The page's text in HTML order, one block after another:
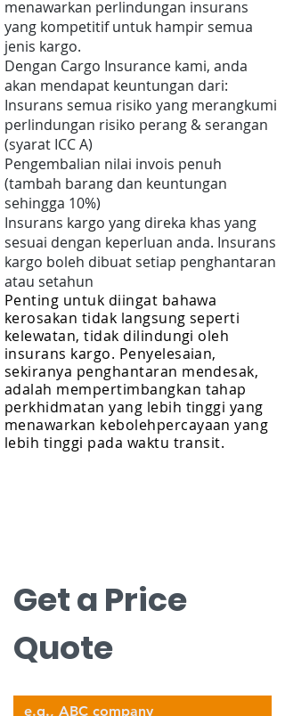
menawarkan perlindungan insurans
yang kompetitif untuk hampir semua
jenis kargo.
Dengan Cargo Insurance kami, anda
akan mendapat keuntungan dari:
Insurans semua risiko yang merangkumi
perlindungan risiko perang & serangan
(syarat ICC A)
Pengembalian nilai invois penuh
(tambah barang dan keuntungan
sehingga 10%)
Insurans kargo yang direka khas yang
sesuai dengan keperluan anda. Insurans
kargo boleh dibuat setiap penghantaran
atau setahun
Penting untuk diingat bahawa
kerosakan tidak langsung seperti
kelewatan, tidak dilindungi oleh
insurans kargo. Penyelesaian,
sekiranya penghantaran mendesak,
adalah mempertimbangkan tahap
perkhidmatan yang lebih tinggi yang
menawarkan kebolehpercayaan yang
lebih tinggi pada waktu transit.
Get a Price
Quote